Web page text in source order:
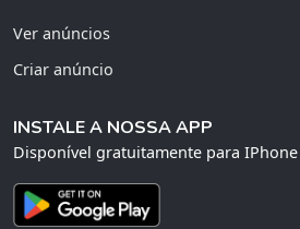
Ver anúncios
Criar anúncio
INSTALE A NOSSA APP
Disponível gratuitamente para